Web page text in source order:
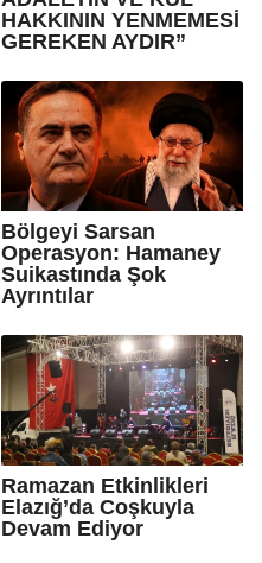
HAKKININ YENMEMESİ
GEREKEN AYDIR”
Bölgeyi Sarsan
Operasyon: Hamaney
Suikastında Şok
Ayrıntılar
Ramazan Etkinlikleri
Elazığ’da Coşkuyla
Devam Ediyor